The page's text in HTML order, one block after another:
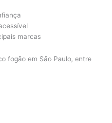
marcas
fogão em São Paulo, entre